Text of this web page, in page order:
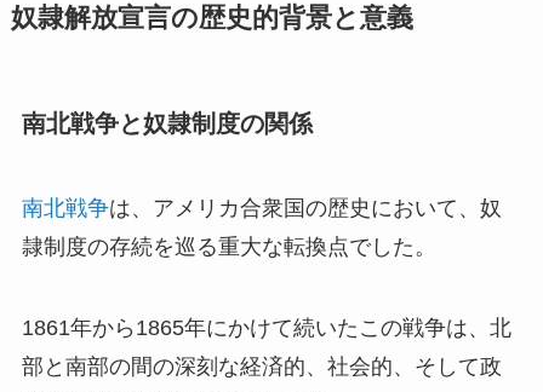
奴隷解放宣言の歴史的背景と意義
南北戦争と奴隷制度の関係
南北戦争は、アメリカ合衆国の歴史において、奴
隷制度の存続を巡る重大な転換点でした。
1861年から1865年にかけて続いたこの戦争は、北
部と南部の間の深刻な経済的、社会的、そして政